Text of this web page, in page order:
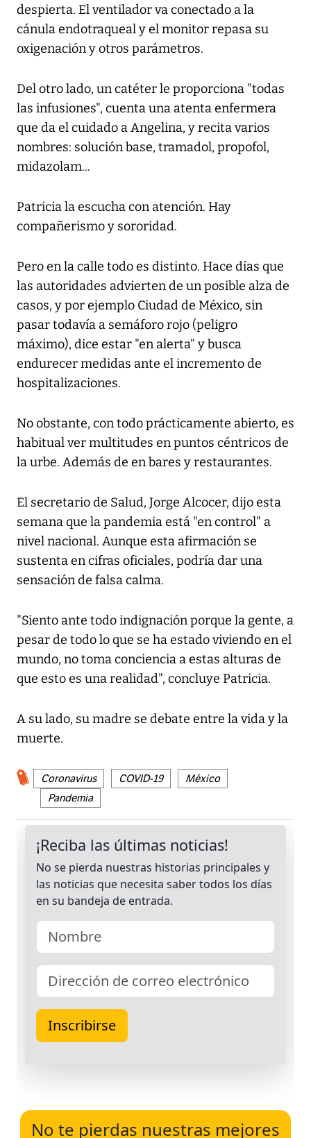
despierta. El ventilador va conectado a la
cánula endotraqueal y el monitor repasa su
oxigenación y otros parámetros.
Del otro lado, un catéter le proporciona "todas
las infusiones", cuenta una atenta enfermera
que da el cuidado a Angelina, y recita varios
nombres: solución base, tramadol, propofol,
midazolam...
Patricia la escucha con atención. Hay
compañerismo y sororidad.
Pero en la calle todo es distinto. Hace días que
las autoridades advierten de un posible alza de
casos, y por ejemplo Ciudad de México, sin
pasar todavía a semáforo rojo (peligro
máximo), dice estar "en alerta" y busca
endurecer medidas ante el incremento de
hospitalizaciones.
No obstante, con todo prácticamente abierto, es
habitual ver multitudes en puntos céntricos de
la urbe. Además de en bares y restaurantes.
El secretario de Salud, Jorge Alcocer, dijo esta
semana que la pandemia está "en control" a
nivel nacional. Aunque esta afirmación se
sustenta en cifras oficiales, podría dar una
sensación de falsa calma.
"Siento ante todo indignación porque la gente, a
pesar de todo lo que se ha estado viviendo en el
mundo, no toma conciencia a estas alturas de
que esto es una realidad", concluye Patricia.
A su lado, su madre se debate entre la vida y la
muerte.
Coronavirus COVID-19
México
Pandemia
No te pierdas nuestras mejores